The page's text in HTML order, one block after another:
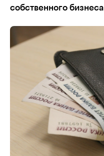
собственного бизнеса